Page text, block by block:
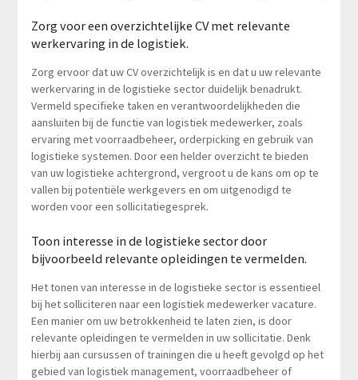
Zorg voor een overzichtelijke CV met relevante
werkervaring in de logistiek.
Zorg ervoor dat uw CV overzichtelijk is en dat u uw relevante
werkervaring in de logistieke sector duidelijk benadrukt.
Vermeld specifieke taken en verantwoordelijkheden die
aansluiten bij de functie van logistiek medewerker, zoals
ervaring met voorraadbeheer, orderpicking en gebruik van
logistieke systemen. Door een helder overzicht te bieden
van uw logistieke achtergrond, vergroot u de kans om op te
vallen bij potentiële werkgevers en om uitgenodigd te
worden voor een sollicitatiegesprek.
Toon interesse in de logistieke sector door
bijvoorbeeld relevante opleidingen te vermelden.
Het tonen van interesse in de logistieke sector is essentieel
bij het solliciteren naar een logistiek medewerker vacature.
Een manier om uw betrokkenheid te laten zien, is door
relevante opleidingen te vermelden in uw sollicitatie. Denk
hierbij aan cursussen of trainingen die u heeft gevolgd op het
gebied van logistiek management, voorraadbeheer of